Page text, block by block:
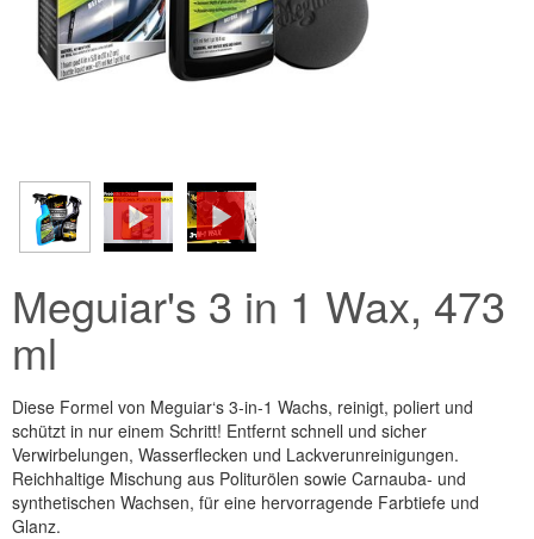
Meguiar's 3 in 1 Wax, 473
ml
Diese Formel von Meguiar‘s 3-in-1 Wachs, reinigt, poliert und
schützt in nur einem Schritt! Entfernt schnell und sicher
Verwirbelungen, Wasserflecken und Lackverunreinigungen.
Reichhaltige Mischung aus Politurölen sowie Carnauba- und
synthetischen Wachsen, für eine hervorragende Farbtiefe und
Glanz.